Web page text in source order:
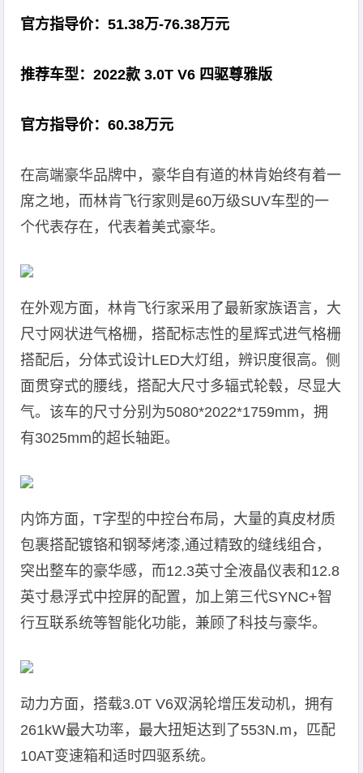
官方指导价：51.38万-76.38万元
推荐车型：2022款 3.0T V6 四驱尊雅版
官方指导价：60.38万元
在高端豪华品牌中，豪华自有道的林肯始终有着一
席之地，而林肯飞行家则是60万级SUV车型的一
个代表存在，代表着美式豪华。
在外观方面，林肯飞行家采用了最新家族语言，大
尺寸网状进气格栅，搭配标志性的星辉式进气格栅
搭配后，分体式设计LED大灯组，辨识度很高。侧
面贯穿式的腰线，搭配大尺寸多辐式轮毂，尽显大
气。该车的尺寸分别为5080*2022*1759mm，拥
有3025mm的超长轴距。
内饰方面，T字型的中控台布局，大量的真皮材质
包裹搭配镀铬和钢琴烤漆,通过精致的缝线组合，
突出整车的豪华感，而12.3英寸全液晶仪表和12.8
英寸悬浮式中控屏的配置，加上第三代SYNC+智
行互联系统等智能化功能，兼顾了科技与豪华。
动力方面，搭载3.0T V6双涡轮增压发动机，拥有
261kW最大功率，最大扭矩达到了553N.m，匹配
10AT变速箱和适时四驱系统。